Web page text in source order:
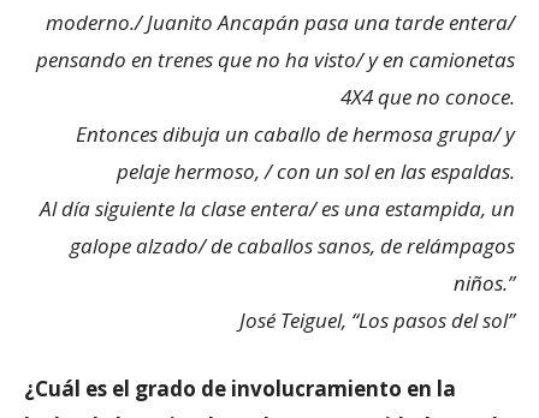
moderno./ Juanito Ancapán pasa una tarde entera/
pensando en trenes que no ha visto/ y en camionetas
4X4 que no conoce.
Entonces dibuja un caballo de hermosa grupa/ y
pelaje hermoso, / con un sol en las espaldas.
Al día siguiente la clase entera/ es una estampida, un
galope alzado/ de caballos sanos, de relámpagos
niños.”
José Teiguel, “Los pasos del sol”
¿Cuál es el grado de involucramiento en la